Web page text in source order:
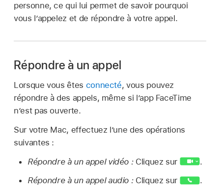
personne, ce qui lui permet de savoir pourquoi
vous l’appelez et de répondre à votre appel.
Répondre à un appel
Lorsque vous êtes connecté, vous pouvez
répondre à des appels, même si l’app FaceTime
n’est pas ouverte.
Sur votre Mac, effectuez l’une des opérations
suivantes :
Répondre à un appel vidéo :Cliquez sur
.
Répondre à un appel audio :Cliquez sur
.